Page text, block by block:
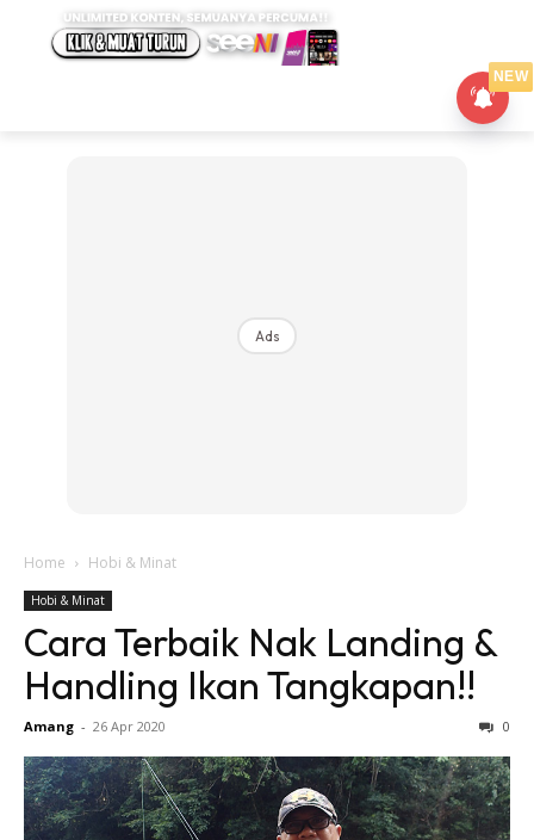
Ads
Home Hobi & Minat
Hobi & Minat
Cara Terbaik Nak Landing &
Handling Ikan Tangkapan!!
Amang - 26 Apr 2020 0
NEW